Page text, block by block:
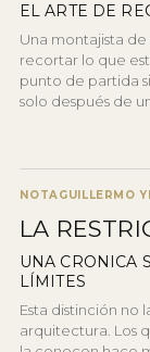
EL ARTE DE
Una montajista
recortar lo que
punto de partida
solo después de
NOTA GUILLERMO
LA
UNA CRONICA
LÍMITES
Esta distinción no
arquitectura. Los